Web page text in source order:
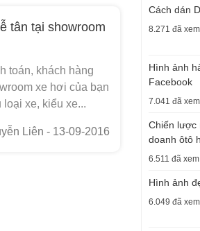
tân tại showroom
toán, khách hàng
xe hơi của bạn
xe, kiểu xe...
Liên - 13-09-2016
Cách dán
8.271 đã xem
Hình ảnh
Facebook
7.041 đã xem
Chiến lược
doanh ôtô
6.511 đã xem
Hình ảnh
6.049 đã xem